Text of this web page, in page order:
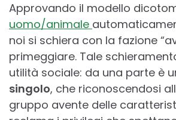
Approvando il modello
uomo/animale
noi si schiera con la fazione
primeggiare. Tale
utilità sociale: da una parte è
singolo, che riconoscendosi
gruppo avente delle